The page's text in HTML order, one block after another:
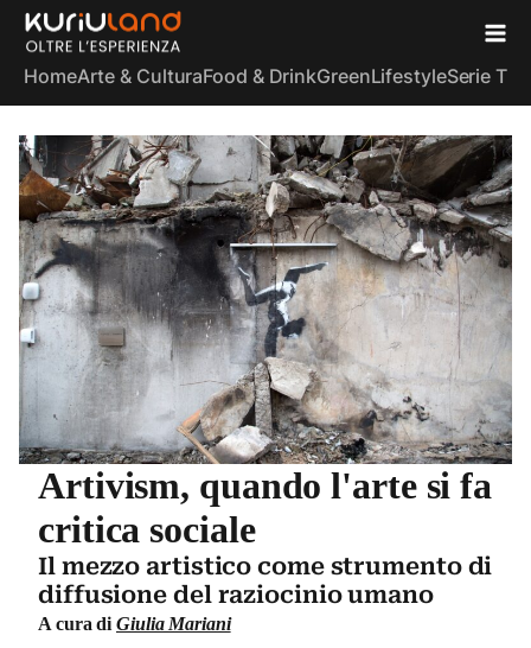
HomeArte & CulturaFood & DrinkGreenLifestyleSerie TV
Artivism, quando l'arte si fa
critica sociale
Il mezzo artistico come strumento di
diffusione del raziocinio umano
A cura di Giulia Mariani